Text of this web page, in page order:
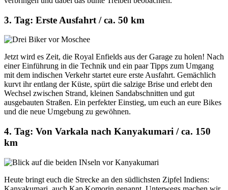
3. Tag: Erste Ausfahrt / ca. 50 km
Jetzt wird es Zeit, die Royal Enfields aus der Garage zu holen! Nach
einer Einführung in die Technik und ein paar Tipps zum Umgang
mit dem indischen Verkehr startet eure erste Ausfahrt. Gemächlich
kurvt ihr entlang der Küste, spürt die salzige Brise und erlebt den
Wechsel zwischen Strand, kleinen Sandabschnitten und gut
ausgebauten Straßen. Ein perfekter Einstieg, um euch an eure Bikes
und die neue Umgebung zu gewöhnen.
4. Tag: Von Varkala nach Kanyakumari / ca. 150
km
Heute bringt euch die Strecke an den südlichsten Zipfel Indiens: